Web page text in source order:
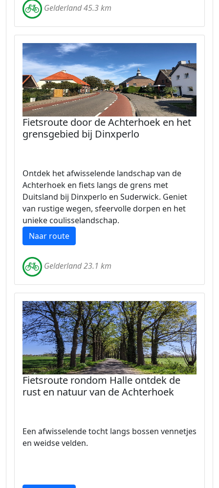
Gelderland 45.3 km
Fietsroute door de Achterhoek en het
grensgebied bij Dinxperlo
Ontdek het afwisselende landschap van de
Achterhoek en fiets langs de grens met
Duitsland bij Dinxperlo en Suderwick. Geniet
van rustige wegen, sfeervolle dorpen en het
unieke coulisselandschap.
Naar route
Gelderland 23.1 km
Fietsroute rondom Halle ontdek de
rust en natuur van de Achterhoek
Een afwisselende tocht langs bossen vennetjes
en weidse velden.